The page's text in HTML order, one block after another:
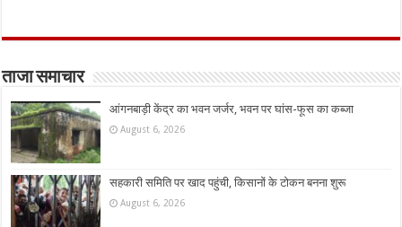
ताजा समाचार
आंगनबाड़ी केंद्र का भवन जर्जर, भवन पर घांस-फूस का कब्जा
August 6, 2026
सहकारी समिति पर खाद पहुंची, किसानों के टोकन बनना शुरू
August 6, 2026